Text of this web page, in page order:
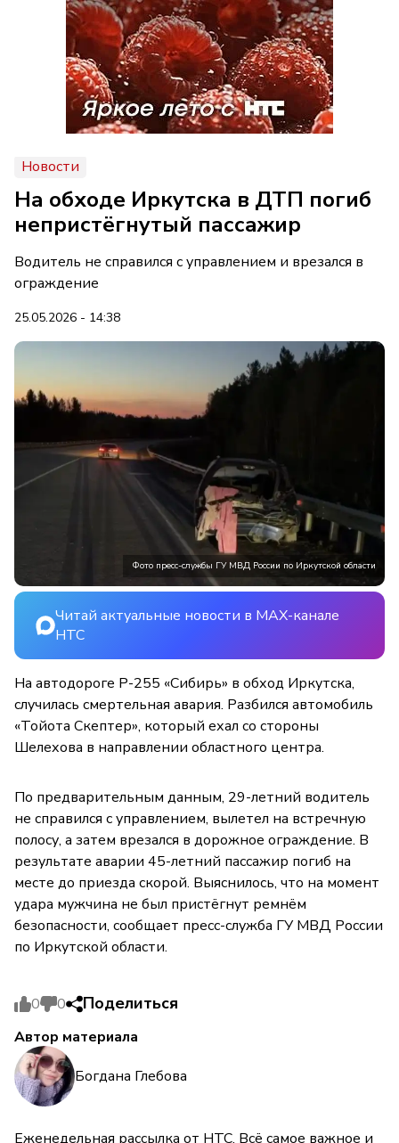
Новости
На обходе Иркутска в ДТП погиб
непристёгнутый пассажир
Водитель не справился с управлением и врезался в
ограждение
25.05.2026 - 14:38
Фото пресс-службы ГУ МВД России по Иркутской области
Читай актуальные новости в MAX-канале
НТС
На автодороге Р-255 «Сибирь» в обход Иркутска,
случилась смертельная авария. Разбился автомобиль
«Тойота Скептер», который ехал со стороны
Шелехова в направлении областного центра.
По предварительным данным, 29-летний водитель
не справился с управлением, вылетел на встречную
полосу, а затем врезался в дорожное ограждение. В
результате аварии 45-летний пассажир погиб на
месте до приезда скорой. Выяснилось, что на момент
удара мужчина не был пристёгнут ремнём
безопасности, сообщает пресс-служба ГУ МВД России
по Иркутской области.
0 0 Поделиться
Автор материала
Богдана Глебова
Еженедельная рассылка от НТС. Всё самое важное и